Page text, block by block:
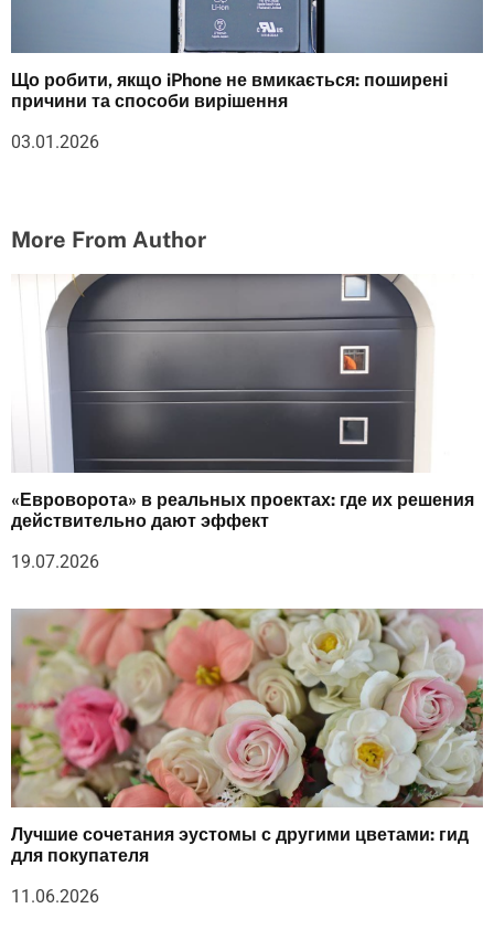
Що робити, якщо iPhone не вмикається: поширені
причини та способи вирішення
03.01.2026
More From Author
«Евроворота» в реальных проектах: где их решения
действительно дают эффект
19.07.2026
Лучшие сочетания эустомы с другими цветами: гид
для покупателя
11.06.2026